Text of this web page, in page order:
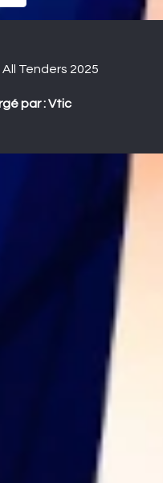
Tenders 2025
par : Vtic